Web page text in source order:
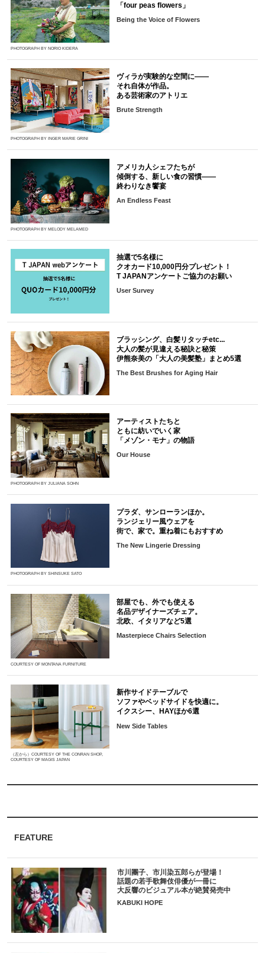
FEATURE
市川團子、市川染五郎らが登場！
話題の若手歌舞伎俳優が一冊に
大反響のビジュアル本が絶賛発売中
KABUKI HOPE
PHOTOGRAPH BY NORIO KIDERA
「four peas flowers」
Being the Voice of Flowers
PHOTOGRAPH BY INGER MARIE GRINI
ヴィラが実験的な空間に――
それ自体が作品。
ある芸術家のアトリエ
Brute Strength
PHOTOGRAPH BY MELODY MELAMED
アメリカ人シェフたちが
傾倒する、新しい食の習慣――
終わりなき饗宴
An Endless Feast
抽選で5名様に
クオカード10,000円分プレゼント！
T JAPANアンケートご協力のお願い
User Survey
ブラッシング、白髪リタッチetc...
大人の髪が見違える秘訣と秘策
伊熊奈美の「大人の美髪塾」まとめ5選
The Best Brushes for Aging Hair
PHOTOGRAPH BY JULIANA SOHN
アーティストたちと
ともに紡いでいく家
「メゾン・モナ」の物語
Our House
PHOTOGRAPH BY SHINSUKE SATO
プラダ、サンローランほか。
ランジェリー風ウェアを
街で、家で。重ね着にもおすすめ
The New Lingerie Dressing
COURTESY OF MONTANA FURNITURE
部屋でも、外でも使える
名品デザイナーズチェア。
北欧、イタリアなど5選
Masterpiece Chairs Selection
（左から）COURTESY OF THE CONRAN SHOP,
COURTESY OF MAGIS JAPAN
新作サイドテーブルで
ソファやベッドサイドを快適に。
イクスシー、HAYほか6選
New Side Tables